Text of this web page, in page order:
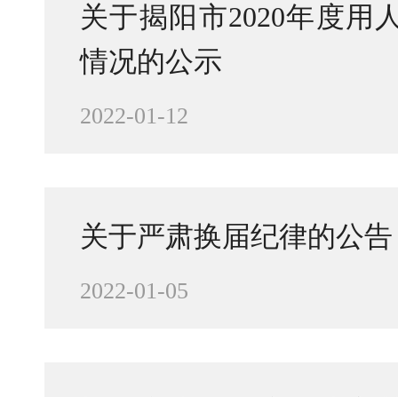
关于揭阳市2020年度用
情况的公示
2022-01-12
关于严肃换届纪律的公告
2022-01-05